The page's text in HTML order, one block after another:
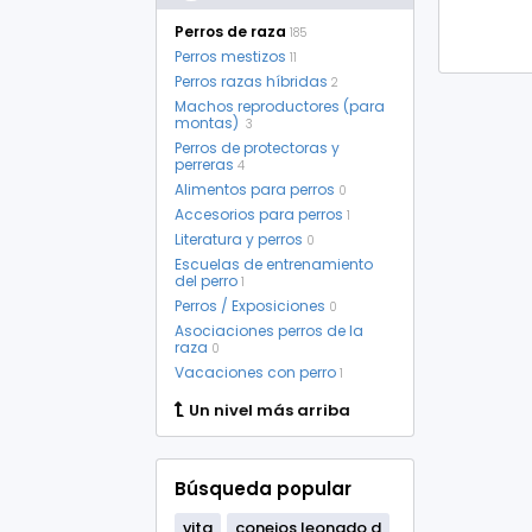
Perros de raza 185
Perros mestizos 11
Perros razas híbridas 2
Machos reproductores (para
montas) 3
Perros de protectoras y
perreras 4
Alimentos para perros 0
Accesorios para perros 1
Literatura y perros 0
Escuelas de entrenamiento
del perro 1
Perros / Exposiciones 0
Asociaciones perros de la
raza 0
Vacaciones con perro 1
Un nivel más arriba
Búsqueda popular